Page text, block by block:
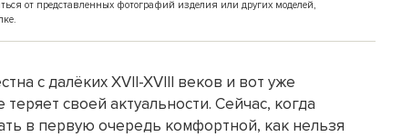
от представленных фотографий изделия или других моделей,
с далёких XVII-XVIII веков и вот уже
своей актуальности. Сейчас, когда
в первую очередь комфортной, как нельзя